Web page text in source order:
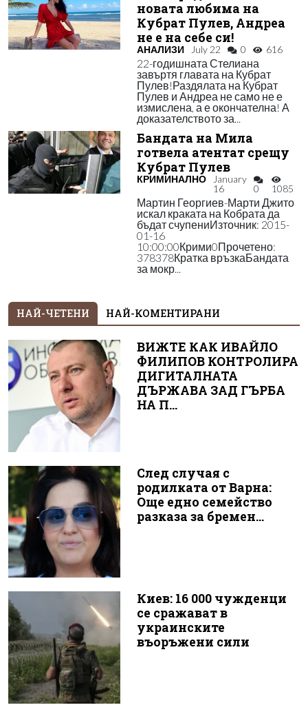
новата любима на
Кубрат Пулев, Андреа
не е на себе си!
АНАЛИЗИ July 22 0 616
22-годишната Стелиана
завъртя главата на Кубрат
Пулев!Раздялата на Кубрат
Пулев и Андреа не само не е
измислена, а е окончателна! А
доказателството за...
Бандата на Мила
готвела атентат срещу
Кубрат Пулев
КРИМИНАЛНО
January
16
0 1085
Мартин Георгиев-Марти Джито
искал краката на Кобрата да
бъдат счупениИзточник: 2015-
01-16
10:00:00Крими0Прочетено:
378378Кратка връзкаБандата
за мокр...
НАЙ-ЧЕТЕНИ НАЙ-КОМЕНТИРАНИ
ВИЖТЕ КАК ИВАЙЛО
ФИЛИПОВ КОНТРОЛИРА
ДИГИТАЛНАТА
ДЪРЖАВА ЗАД ГЪРБА
НА П...
След случая с
родилката от Варна:
Още едно семейство
разказа за бремен...
Киев: 16 000 чужденци
се сражават в
украинските
въоръжени сили